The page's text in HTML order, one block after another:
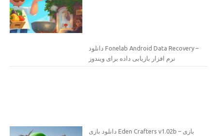
دانلود Fonelab Android Data Recovery –
نرم افزار بازیابی داده برای ویندوز
دانلود بازی Eden Crafters v1.02b – بازی